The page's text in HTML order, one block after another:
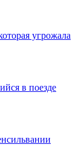
угрожала
в поезде